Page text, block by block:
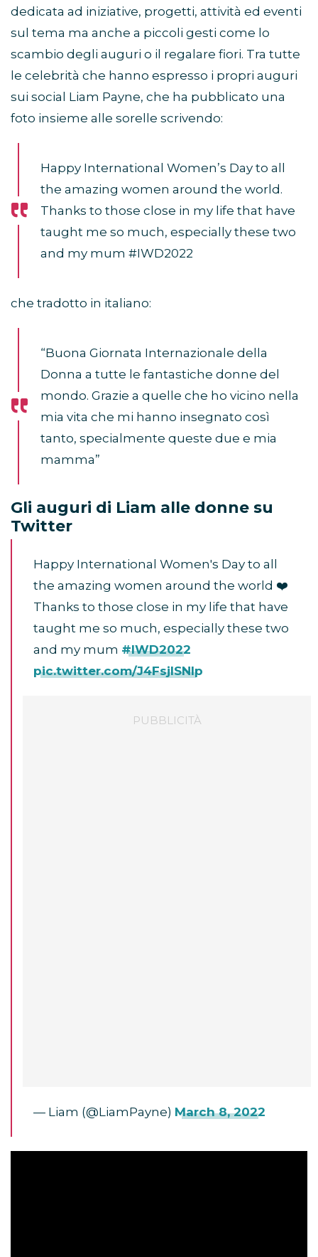
dedicata ad iniziative, progetti, attività ed eventi
sul tema ma anche a piccoli gesti come lo
scambio degli auguri o il regalare fiori. Tra tutte
le celebrità che hanno espresso i propri auguri
sui social Liam Payne, che ha pubblicato una
foto insieme alle sorelle scrivendo:
Happy International Women’s Day to all
the amazing women around the world.
Thanks to those close in my life that have
taught me so much, especially these two
and my mum #IWD2022
che tradotto in italiano:
“Buona Giornata Internazionale della
Donna a tutte le fantastiche donne del
mondo. Grazie a quelle che ho vicino nella
mia vita che mi hanno insegnato così
tanto, specialmente queste due e mia
mamma”
Gli auguri di Liam alle donne su
Twitter
Happy International Women's Day to all
the amazing women around the world ❤️
Thanks to those close in my life that have
taught me so much, especially these two
and my mum #IWD2022
pic.twitter.com/J4FsjlSNlp
— Liam (@LiamPayne) March 8, 2022